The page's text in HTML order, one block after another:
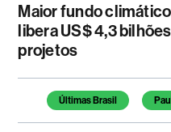
Maior fundo
libera US$ 4,3
projetos
Temas deste artigo
Últimas Brasil